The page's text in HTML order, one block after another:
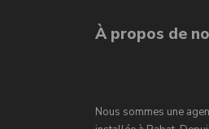
À propos de
Nous sommes une